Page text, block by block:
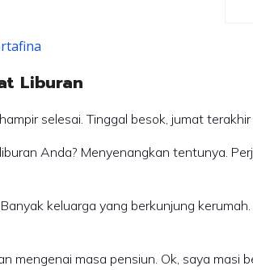
Liburan
selesai. Tinggal besok, jumat
Anda? Menyenangkan tentunya.
keluarga yang berkunjung
mengenai masa pensiun. Ok, saya